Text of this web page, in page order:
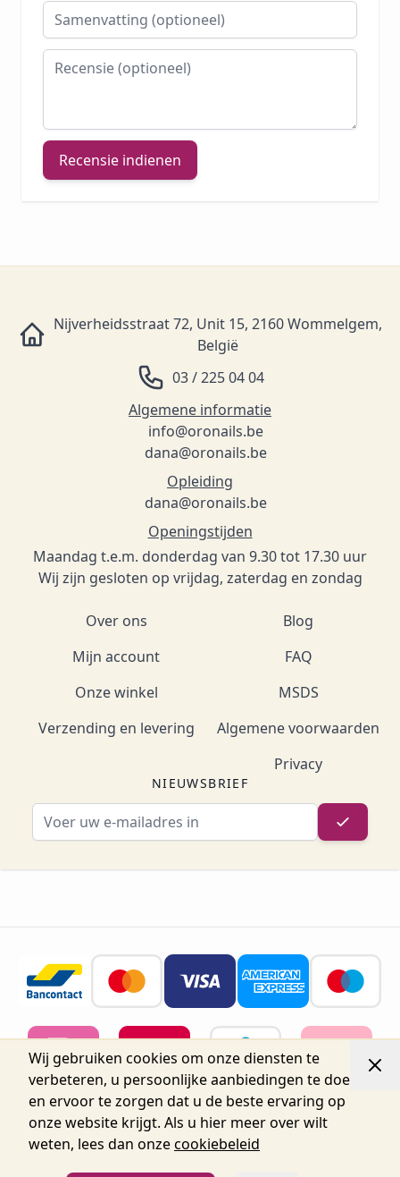
Wij gebruiken cookies om onze diensten te
verbeteren, u persoonlijke aanbiedingen te doen
en ervoor te zorgen dat u de beste ervaring op
onze website krijgt. Als u hier meer over wilt
weten, lees dan onzecookiebeleid
Samenvatting
Recensie
Recensie indienen
Nijverheidsstraat 72, Unit 15, 2160 Wommelgem,
België
03 / 225 04 04
Algemene informatie
info@oronails.be
dana@oronails.be
Opleiding
dana@oronails.be
Openingstijden
Maandag t.e.m. donderdag van 9.30 tot 17.30 uur
Wij zijn gesloten op vrijdag, zaterdag en zondag
Over ons
Mijn account
Onze winkel
Verzending en levering
Blog
FAQ
MSDS
Algemene voorwaarden
Privacy
NIEUWSBRIEF
© 2026 Belgium Oro Nails.Nijverheidsstraat 72, Unit 15,
2160 Wommelgem, België tel.+32 3 225 04 04